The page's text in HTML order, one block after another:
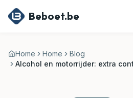
Ga naar hoofdinhoud
Beboet.be
Home Home
Blog
Alcohol en motorrijder: extra